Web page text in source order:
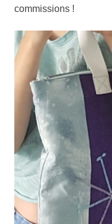
commissions !